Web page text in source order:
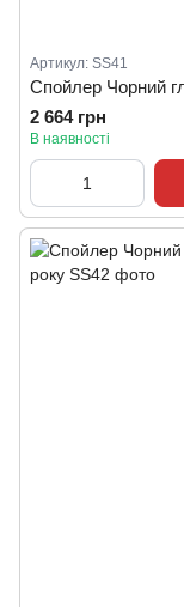
Артикул: SS41
Спойлер Чорний
2 664 грн
В наявності